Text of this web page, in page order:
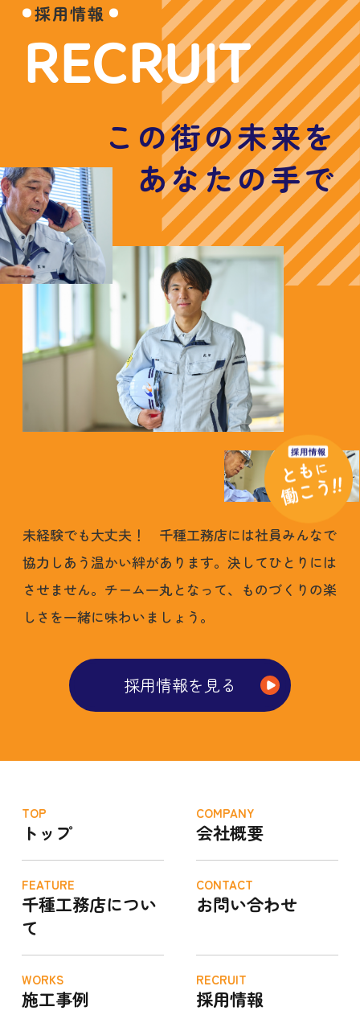
採用情報
RECRUIT
この街の未来を
あなたの手で
未経験でも大丈夫！ 千種工務店には社員みんなで
協力しあう温かい絆があります。決してひとりには
させません。チーム一丸となって、ものづくりの楽
しさを一緒に味わいましょう。
採用情報を見る
TOP
トップ
COMPANY
会社概要
FEATURE
千種工務店につい
て
CONTACT
お問い合わせ
WORKS
施工事例
RECRUIT
採用情報